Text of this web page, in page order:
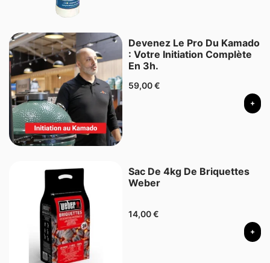
Devenez Le Pro Du Kamado
: Votre Initiation Complète
En 3h.
59,00€
+
Sac De 4kg De Briquettes
Weber
14,00€
+